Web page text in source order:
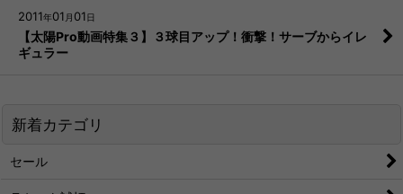
2011年01 月 01日
【太陽Pro動画特集３】３球目アップ！衝撃！サーブからイレ
ギュラー
新着カテゴリ
セール